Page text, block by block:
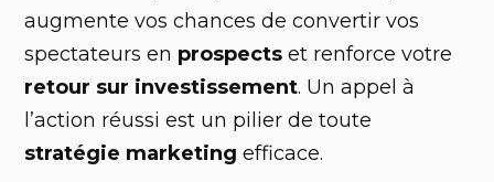
augmente vos chances de convertir vos
spectateurs en prospects et renforce votre
retour sur investissement. Un appel à
l’action réussi est un pilier de toute
stratégie marketing efficace.